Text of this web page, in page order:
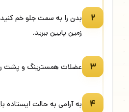
۲
بدن را به سمت جلو خم
زمین پایین ببرید.
۳ عضلات همسترینگ و پشت
۴ به آرامی به حالت ایستاده